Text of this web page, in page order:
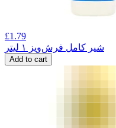
£1.79
شیر کامل فرش‌ویز ۱ لیتر
Add to cart